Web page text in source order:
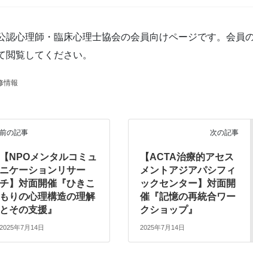
認心理師・臨床心理士協会の会員向けページです。会員
閲覧してください。
情報
前の記事
【NPOメンタルコミュ
ニケーションリサー
チ】対面開催『ひきこ
もりの心理構造の理解
とその支援』
2025年7月14日
次の記事
【ACTA治療的アセス
メントアジアパシフィ
ックセンター】対面開
催『記憶の再統合ワー
クショップ』
2025年7月14日